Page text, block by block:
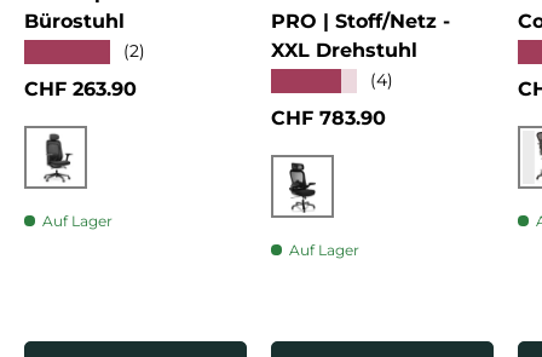
Bürostuhl
(2)
Normaler Preis
CHF 263.90
Schwarz
Auf Lager
PRO | Stoff/Netz -
XXL Drehstuhl
(4)
Normaler Preis
CHF 783.90
Schwarz
Auf Lager